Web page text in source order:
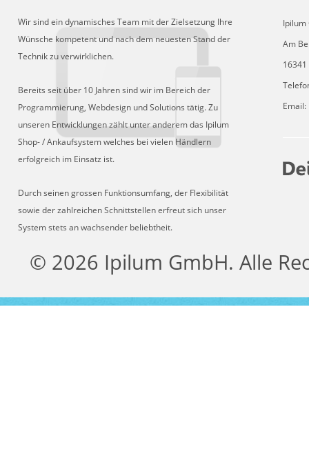
Wir sind ein dynamisches Team mit der Zielsetzung Ihre
Wünsche kompetent und nach dem neuesten Stand der
Technik zu verwirklichen.
Bereits seit über 10 Jahren sind wir im Bereich der
Programmierung, Webdesign und Solutions tätig. Zu
unseren Entwicklungen zählt unter anderem das Ipilum
Shop- / Ankaufsystem welches bei vielen Händlern
erfolgreich im Einsatz ist.
Durch seinen grossen Funktionsumfang, der Flexibilität
sowie der zahlreichen Schnittstellen erfreut sich unser
System stets an wachsender beliebtheit.
Ipilum
Am
© 2026 Ipilum GmbH. Alle